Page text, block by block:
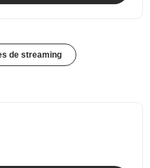
de streaming